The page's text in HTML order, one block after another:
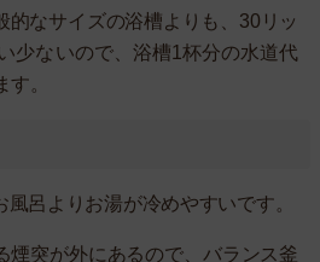
的なサイズの浴槽よりも、30リッ
少ないので、浴槽1杯分の水道代
。
呂よりお湯が冷めやすいです。
煙突が外にあるので、バランス釜